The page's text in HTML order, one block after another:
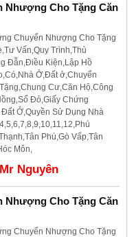
Nhượng Cho Tặng Căn
Chuyển Nhượng Cho Tặng
Vấn,Quy Trình,Thủ
Đẫn,Điều Kiện,Lập Hồ
Ở,Đất ở,Chuyển
Cư,Căn Hộ,Công
Đỏ,Giấy Chứng
Ở,Quyền Sử Dụng Nhà
Phú,Gò Vấp,Tân
Môn,
Nguyên
Nhượng Cho Tặng Căn
Chuyển Nhượng Cho Tặng